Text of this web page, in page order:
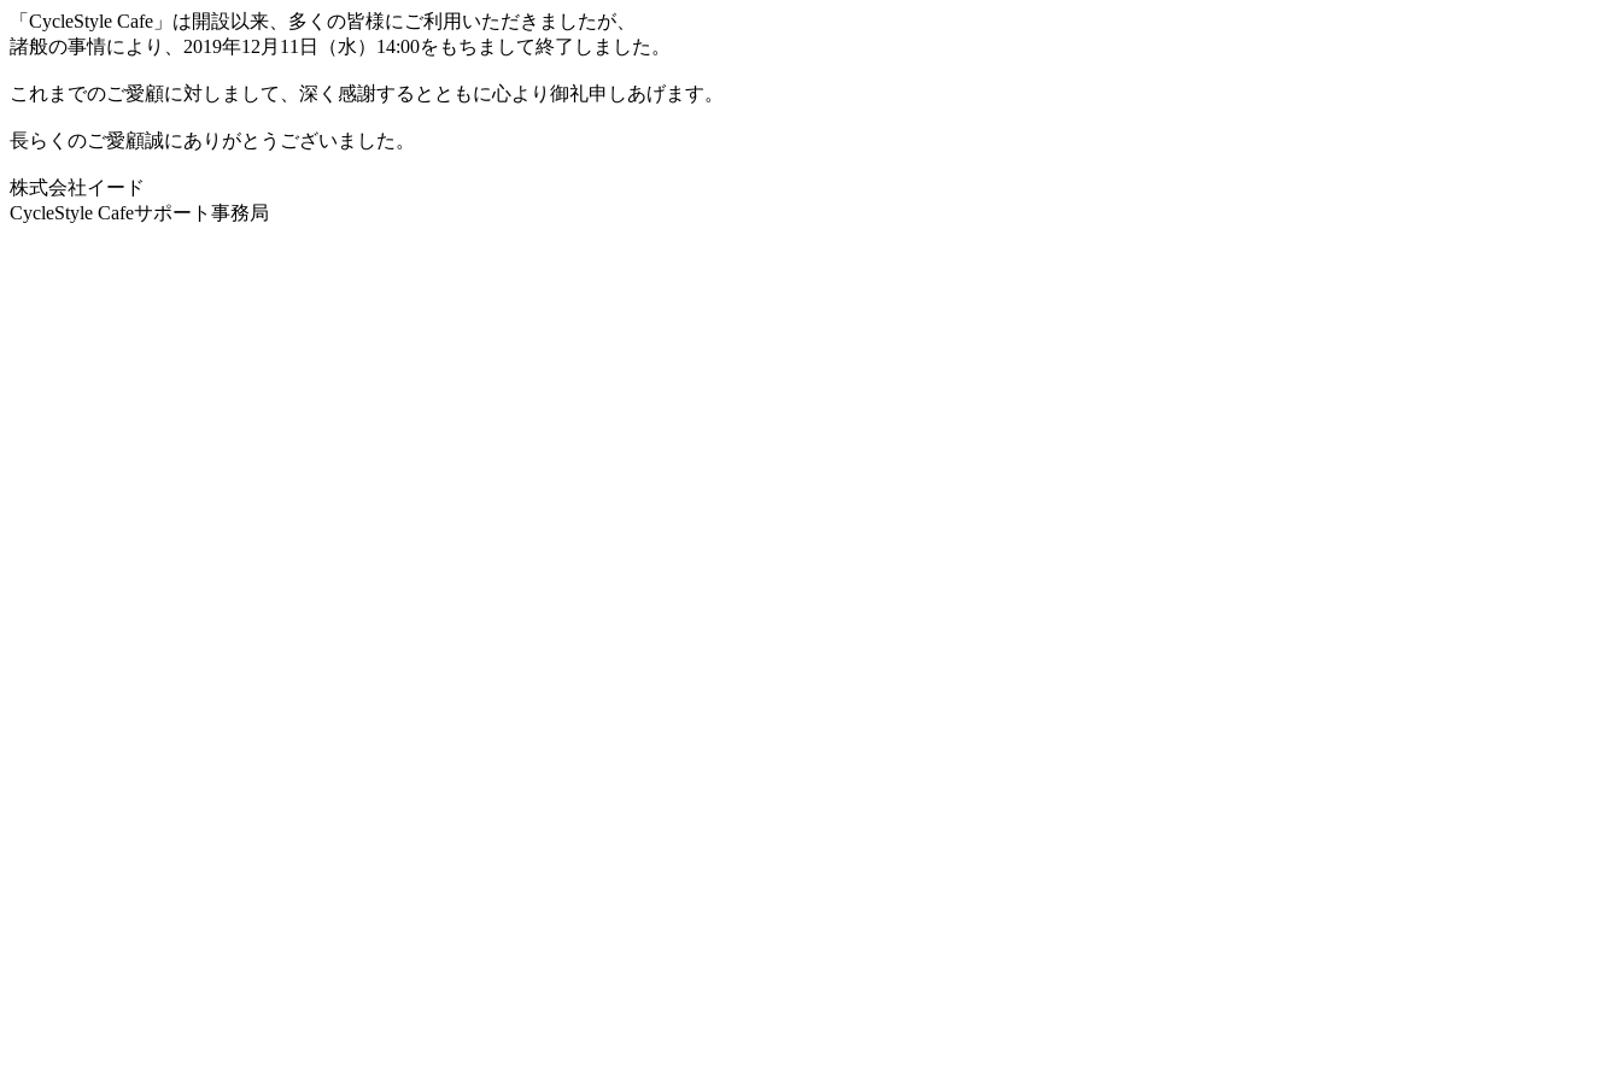
「CycleStyle Cafe」は開設以来、多くの皆様にご利用いただきましたが、
諸般の事情により、2019年12月11日（水）14:00をもちまして終了しました。
これまでのご愛顧に対しまして、深く感謝するとともに心より御礼申しあげます。
長らくのご愛顧誠にありがとうございました。
株式会社イード
CycleStyle Cafeサポート事務局